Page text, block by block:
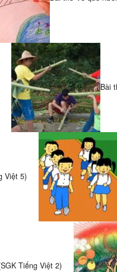
Bài
Việt 5)
Tiếng Việt 2)